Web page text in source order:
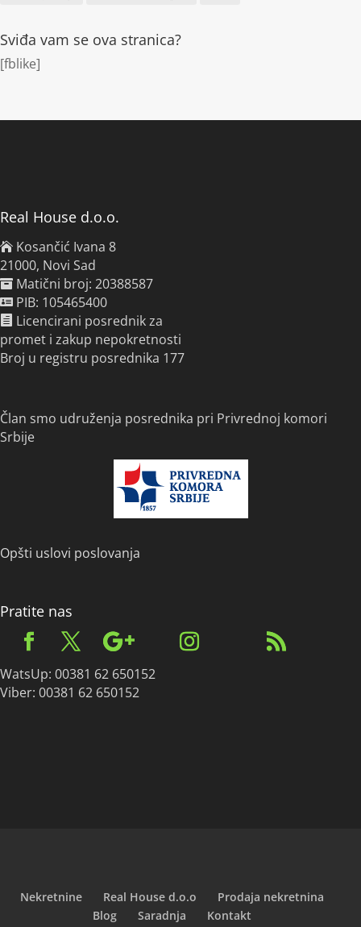
Sviđa vam se ova stranica?
[fblike]
Real House d.o.o.
Kosančić Ivana 8
21000, Novi Sad
Matični broj: 20388587
PIB: 105465400
Licencirani posrednik za
promet i zakup nepokretnosti
Broj u registru posrednika 177
Član smo udruženja posrednika pri Privrednoj komori
Srbije
Opšti uslovi poslovanja
Pratite nas
WatsUp: 00381 62 650152
Viber: 00381 62 650152
Nekretnine Real House d.o.o
Prodaja nekretnina
Blog
Saradnja Kontakt